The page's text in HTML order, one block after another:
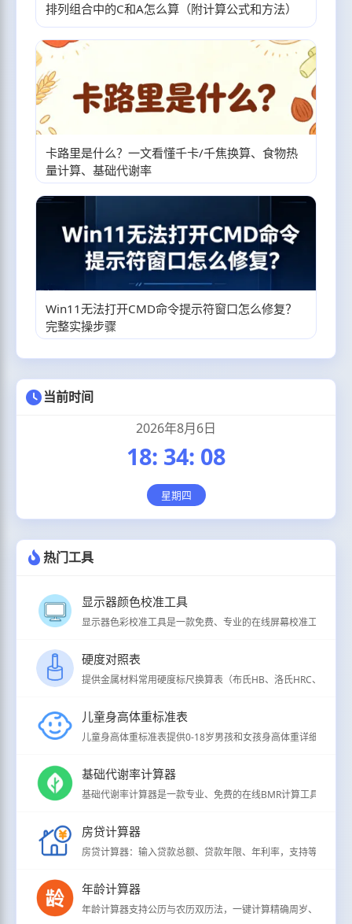
排列组合中的C和A怎么算（附计算公式和方法）
卡路里是什么？一文看懂千卡/千焦换算、食物热
量计算、基础代谢率
Win11无法打开CMD命令提示符窗口怎么修复？
完整实操步骤
当前时间
2026年8月6日
18: 34: 09
星期四
热门工具
显示器颜色校准工具
显示器色彩校准工具是一款免费、专业的在线屏幕校准工具，
硬度对照表
提供金属材料常用硬度标尺换算表（布氏HB、洛氏HRC、维氏
儿童身高体重标准表
儿童身高体重标准表提供0-18岁男孩和女孩身高体重详细分级
基础代谢率计算器
基础代谢率计算器是一款专业、免费的在线BMR计算工具，用
房贷计算器
房贷计算器：输入贷款总额、贷款年限、年利率，支持等额本
年龄计算器
年龄计算器支持公历与农历双历法，一键计算精确周岁、虚岁